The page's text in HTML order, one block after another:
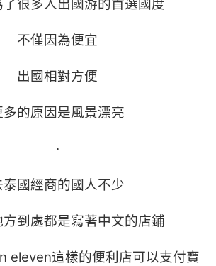
了很多人出國游的首選國度
不僅因為便宜
出國相對方便
多的原因是風景漂亮
·
泰國經商的國人不少
方到處都是寫著中文的店鋪
eleven這樣的便利店可以支付寶